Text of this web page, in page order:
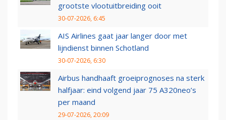
grootste vlootuitbreiding ooit
30-07-2026, 6:45
AIS Airlines gaat jaar langer door met
lijndienst binnen Schotland
30-07-2026, 6:30
Airbus handhaaft groeiprognoses na sterk
halfjaar: eind volgend jaar 75 A320neo’s
per maand
29-07-2026, 20:09